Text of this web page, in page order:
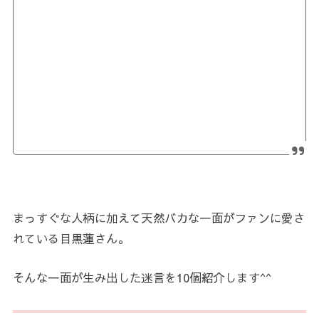
まっすぐな人柄に加えて天然バカな一面がファンに愛さ
れている目黒蓮さん。
そんな一面が生み出した迷言を10個紹介します^^